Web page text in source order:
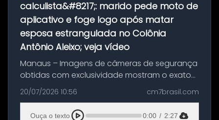
calculista&#8217;: marido pede moto de
aplicativo e foge logo após matar
esposa estrangulada no Colônia
Antônio Aleixo; veja vídeo
Manaus – Imagens de câmeras de segurança
obtidas com exclusividade mostram o exato
momento da fuga do principal suspeito da
morte de Larissa Araújo, de 28 anos. O crime
ocorreu na noite deste último d...
20/07/2026 10:56 cm7brasil.com
Ouça o texto 0:00 / 2:27